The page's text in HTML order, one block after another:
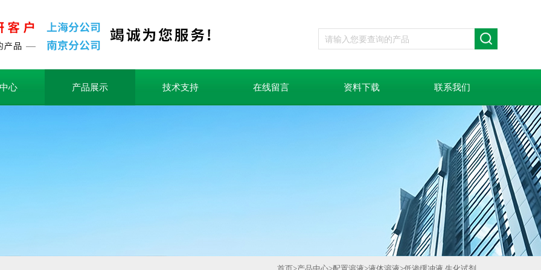
心 产品展示 技术支持 在线留言 资料下载 联系我们